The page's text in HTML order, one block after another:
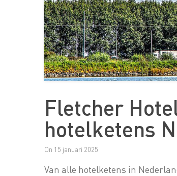
Fletcher Hotels grootste reclamebereik
hotelketens
On 15 januari 2025
Van alle hotelketens in